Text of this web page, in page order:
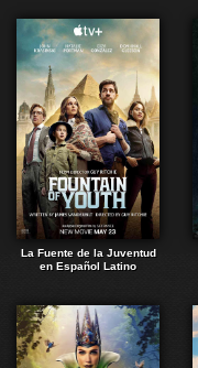
La Fuente de la Juventud
en Español Latino